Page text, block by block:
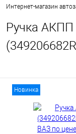
Интернет-магазин
Ручка АКПП
Новинка